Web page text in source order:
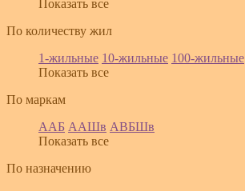
Показать все
По количеству жил
1-жильные 10-жильные 100-жильные
Показать все
По маркам
ААБ ААШв АВБШв
Показать все
По назначению